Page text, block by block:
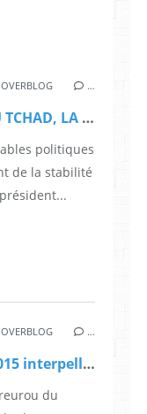
…
Delphine Djiraibé“AU TCHAD, LA FRANCE FERME LES YEUX SUR LA SOUFFRANCE DU PEUPLE”
politiques
de la stabilité
…
Tchad: Top Chrono 2015 interpelle Jean Christophe Cambadelis
du